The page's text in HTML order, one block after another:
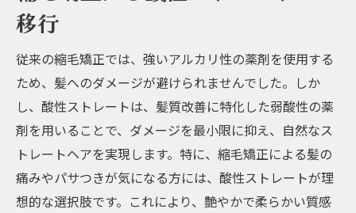
移行
従来の縮毛矯正では、強いアルカリ性の薬剤を使用する
ため、髪へのダメージが避けられませんでした。しか
し、酸性ストレートは、髪質改善に特化した弱酸性の薬
剤を用いることで、ダメージを最小限に抑え、自然なス
トレートヘアを実現します。特に、縮毛矯正による髪の
痛みやパサつきが気になる方には、酸性ストレートが理
想的な選択肢です。これにより、艶やかで柔らかい質感